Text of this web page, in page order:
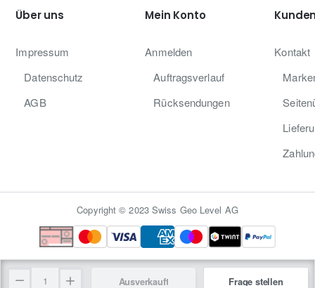
Ausverkauft Frage stellen
+ Lasersichtbrille
+ Robuster Transportkoffer
Über uns
Impressum
Datenschutz
AGB
Mein Konto
Anmelden
Auftragsverlauf
Rücksendungen
Kontakt
Copyright © 2023 Swiss Geo Level AG